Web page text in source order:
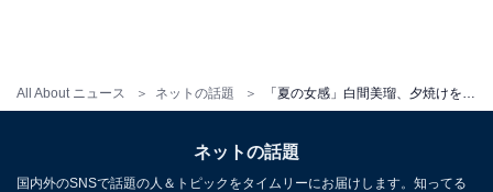
All About ニュース ネットの話題
ネットの話題
国内外のSNSで話題の人＆トピックをタイムリーにお届けします。知ってる